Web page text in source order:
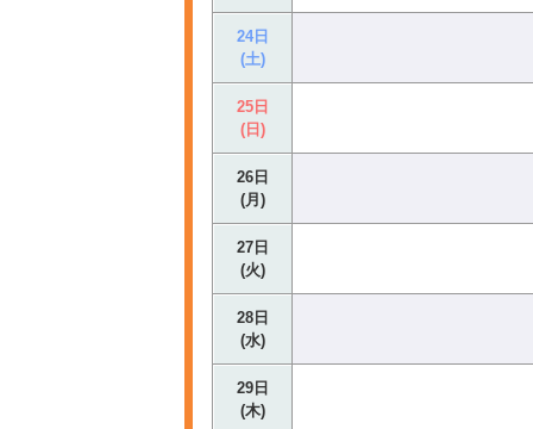
24日
(土)
25日
(日)
26日
(月)
27日
(火)
28日
(水)
29日
(木)